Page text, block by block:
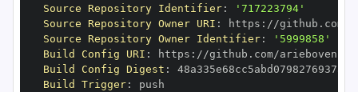
Source Repository Identifier:
'717223794'
Source Repository Owner URI : https :
Source Repository Owner Identifier:
'5999858'
Build Config URI : https :
Build Config Digest :
Build Trigger: